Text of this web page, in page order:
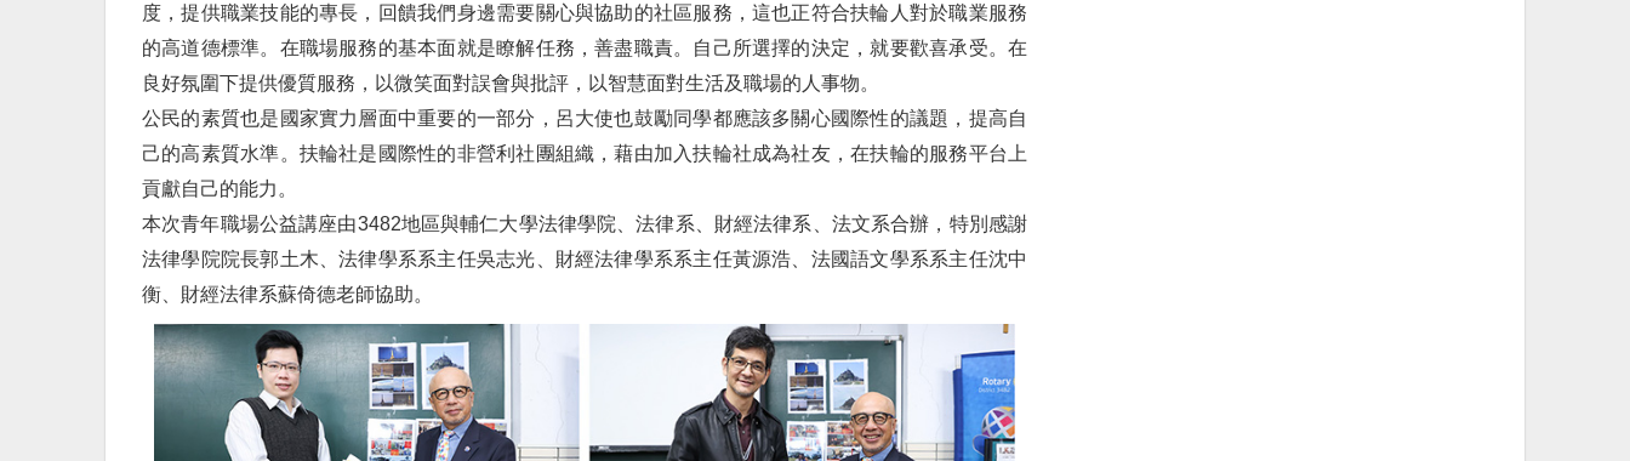
度，提供職業技能的專長，回饋我們身邊需要關心與協助的社區服務，這也正符合扶輪人對於職業服務
的高道德標準。在職場服務的基本面就是瞭解任務，善盡職責。自己所選擇的決定，就要歡喜承受。在
良好氛圍下提供優質服務，以微笑面對誤會與批評，以智慧面對生活及職場的人事物。
公民的素質也是國家實力層面中重要的一部分，呂大使也鼓勵同學都應該多關心國際性的議題，提高自
己的高素質水準。扶輪社是國際性的非營利社團組織，藉由加入扶輪社成為社友，在扶輪的服務平台上
貢獻自己的能力。
本次青年職場公益講座由3482地區與輔仁大學法律學院、法律系、財經法律系、法文系合辦，特別感謝
法律學院院長郭土木、法律學系系主任吳志光、財經法律學系系主任黃源浩、法國語文學系系主任沈中
衡、財經法律系蘇倚德老師協助。